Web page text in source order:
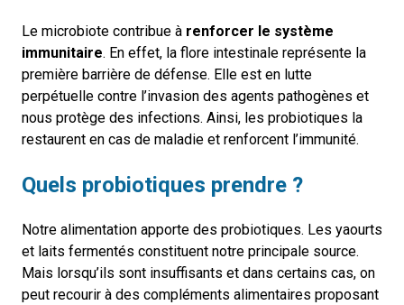
Le microbiote contribue à renforcer le système
immunitaire. En effet, la flore intestinale représente la
première barrière de défense. Elle est en lutte
perpétuelle contre l’invasion des agents pathogènes et
nous protège des infections. Ainsi, les probiotiques la
restaurent en cas de maladie et renforcent l’immunité.
Quels probiotiques prendre ?
Notre alimentation apporte des probiotiques. Les yaourts
et laits fermentés constituent notre principale source.
Mais lorsqu’ils sont insuffisants et dans certains cas, on
peut recourir à des compléments alimentaires proposant